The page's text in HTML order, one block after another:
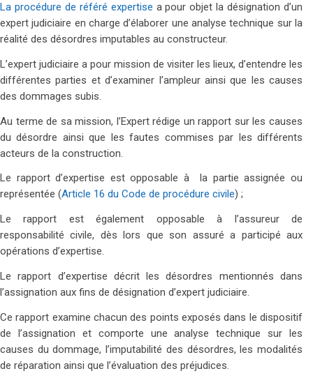
La procédure de référé expertise a pour objet la désignation d’un
expert judiciaire en charge d’élaborer une analyse technique sur la
réalité des désordres imputables au constructeur.
L’expert judiciaire a pour mission de visiter les lieux, d’entendre les
différentes parties et d’examiner l’ampleur ainsi que les causes
des dommages subis.
Au terme de sa mission, l’Expert rédige un rapport sur les causes
du désordre ainsi que les fautes commises par les différents
acteurs de la construction.
Le rapport d’expertise est opposable à la partie assignée ou
représentée (Article 16 du Code de procédure civile) ;
Le rapport est également opposable à l’assureur de
responsabilité civile, dès lors que son assuré a participé aux
opérations d’expertise.
Le rapport d’expertise décrit les désordres mentionnés dans
l’assignation aux fins de désignation d’expert judiciaire.
Ce rapport examine chacun des points exposés dans le dispositif
de l’assignation et comporte une analyse technique sur les
causes du dommage, l’imputabilité des désordres, les modalités
de réparation ainsi que l’évaluation des préjudices.